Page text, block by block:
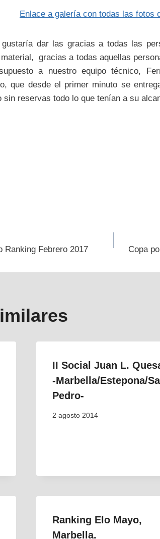
Enlace a galería con todas las fotos
dar las gracias a todas las
gracias a todas aquellas
a nuestro equipo técnico,
que desde el primer minuto se
sin reservas todo lo que tenían a su
Ranking Febrero 2017 Copa
II Social Juan L.
-Marbella/Estepona/
Pedro-
2 agosto 2014
Ranking Elo Mayo,
Marbella.